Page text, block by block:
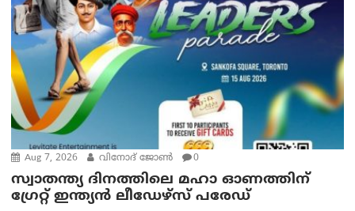
Aug 7, 2026 വിനോദ് ജോൺ 0
സ്വാതന്ത്യ ദിനത്തിലെ മഹാ ഓണത്തിന്
ഗ്രേറ്റ് ഇന്ത്യൻ ലീഡേഴ്സ് പരേഡ്